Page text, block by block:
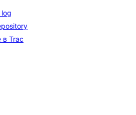
в Trac